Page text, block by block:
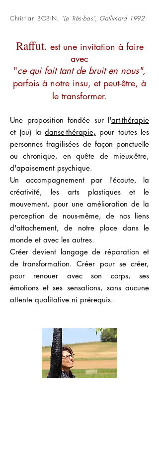
Christian BOBIN, "Le Très-bas", Gallimard 1992
Raffut. est une invitation àfaire
avec
"ce qui fait tant de bruit en nous",
parfois à notre insu, et peut-être, à
le transformer.
Une proposition fondée sur l'art-thérapie
et (ou) la danse-thérapie, pour toutes les
personnes fragilisées de façon ponctuelle
ou chronique, en quête de mieux-être,
d'apaisement psychique.
Un accompagnement par l'écoute, la
créativité, les arts plastiques et le
mouvement, pour une amélioration de la
perception de nous-même, de nos liens
d'attachement, de notre place dans le
monde et avec les autres.
Créer devient langage de réparation et
de transformation.Créer pour se créer,
pour renouer avec son corps, ses
émotions et ses sensations, sansaucune
attente qualitative ni prérequis.